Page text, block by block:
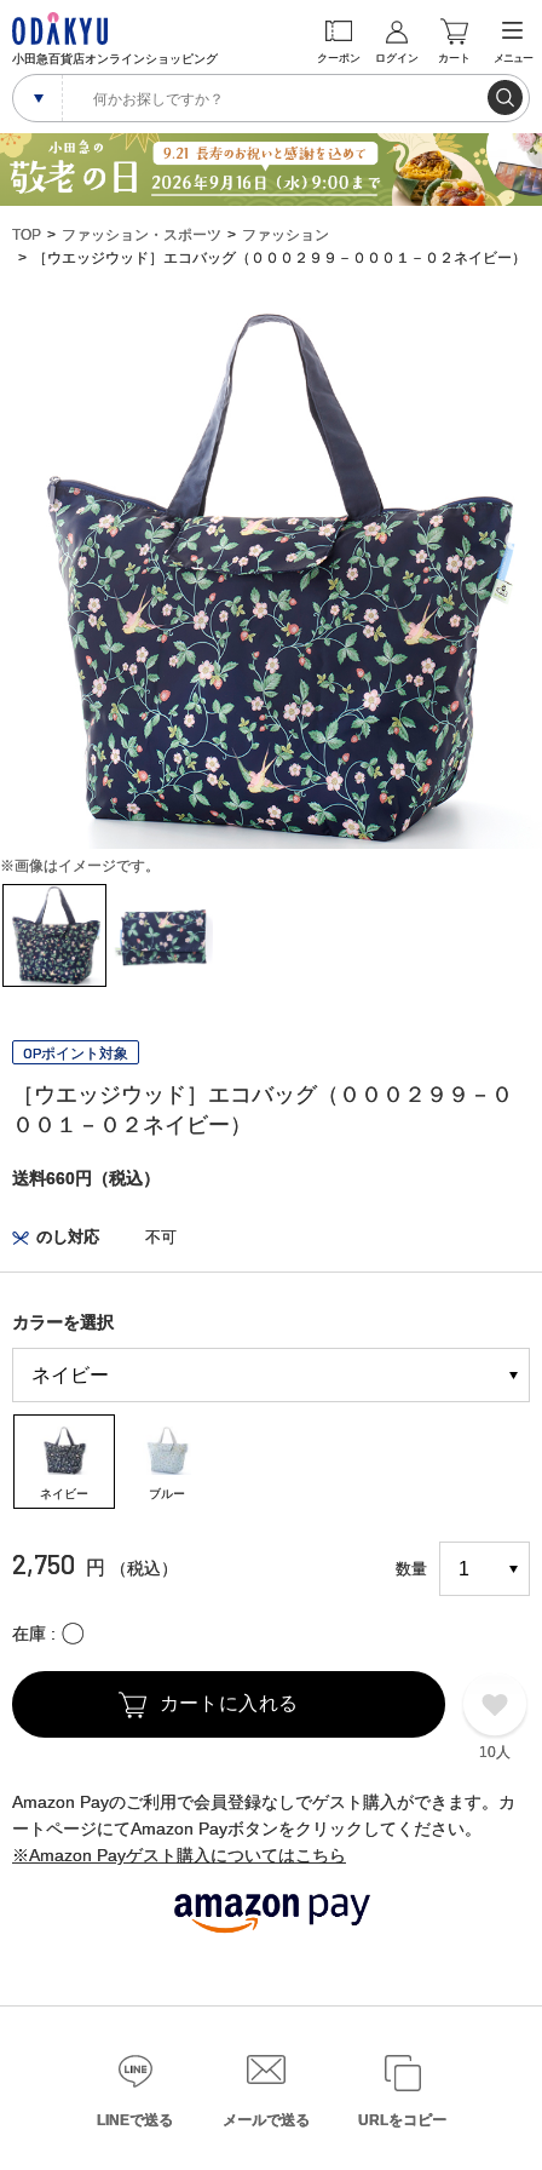
小田急百貨店オンラインショッピング クーポン ログイン カート メニュー
TOP ファッション・スポーツ
ファッション
［ウエッジウッド］エコバッグ（０００２９９－０００１－０２ネイビー）
※画像はイメージです。
OPポイント対象
［ウエッジウッド］エコバッグ（０００２９９－０
００１－０２ネイビー）
送料660円（税込）
のし対応 不可
カラーを選択
ネイビー ブルー
2,750 円 （税込） 数量
在庫 〇
カートに入れる
10人
Amazon Payのご利用で会員登録なしでゲスト購入ができます。カ
ートページにてAmazon Payボタンをクリックしてください。
※Amazon Payゲスト購入についてはこちら
LINEで送る メールで送る URLをコピー